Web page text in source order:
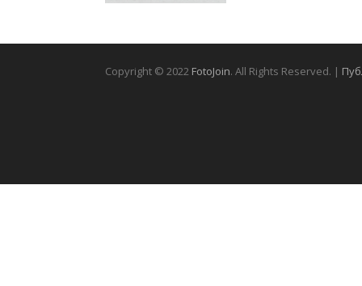
Copyright © 2022 FotoJoin. All Rights Reserved. |